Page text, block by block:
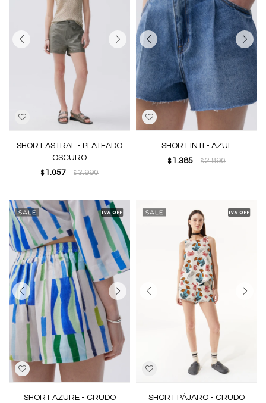
SHORT ASTRAL - PLATEADO
OSCURO
$ 1.057 $3.990
SHORT INTI - AZUL
$ 1.385 $2.890
SHORT AZURE - CRUDO SHORT PÁJARO - CRUDO